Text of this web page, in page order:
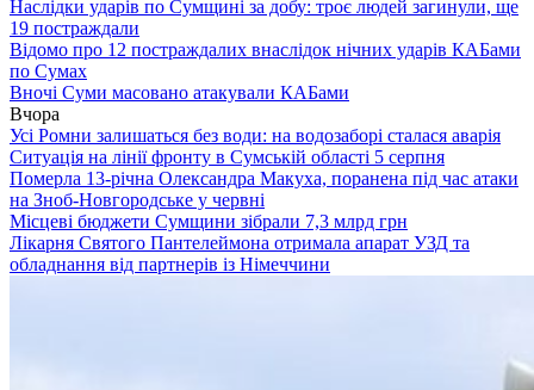
Наслідки ударів по Сумщині за добу: троє людей загинули, ще
19 постраждали
Відомо про 12 постраждалих внаслідок нічних ударів КАБами
по Сумах
Вночі Суми масовано атакували КАБами
Вчора
Усі Ромни залишаться без води: на водозаборі сталася аварія
Ситуація на лінії фронту в Сумській області 5 серпня
Померла 13-річна Олександра Макуха, поранена під час атаки
на Зноб-Новгородське у червні
Місцеві бюджети Сумщини зібрали 7,3 млрд грн
Лікарня Святого Пантелеймона отримала апарат УЗД та
обладнання від партнерів із Німеччини